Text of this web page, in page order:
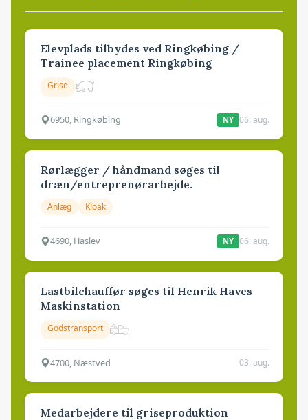
Elevplads tilbydes ved Ringkøbing /
Trainee placement Ringkøbing
Grise
6950, Ringkøbing NY 06. aug.
Rørlægger / håndmand søges til
dræn/entreprenørarbejde.
Anlæg Kloak
4690, Haslev NY 06. aug.
Lastbilchauffør søges til Henrik Haves
Maskinstation
Godstransport
4700, Næstved 03. aug.
Medarbejdere til griseproduktion